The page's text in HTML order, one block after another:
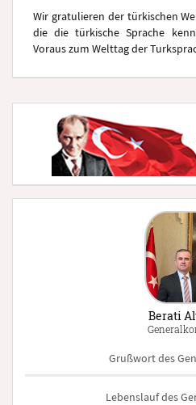
Wir gratulieren der türkischen
die die türkische Sprache
Voraus zum Welttag der
Berati
Grußwort des
Lebenslauf des